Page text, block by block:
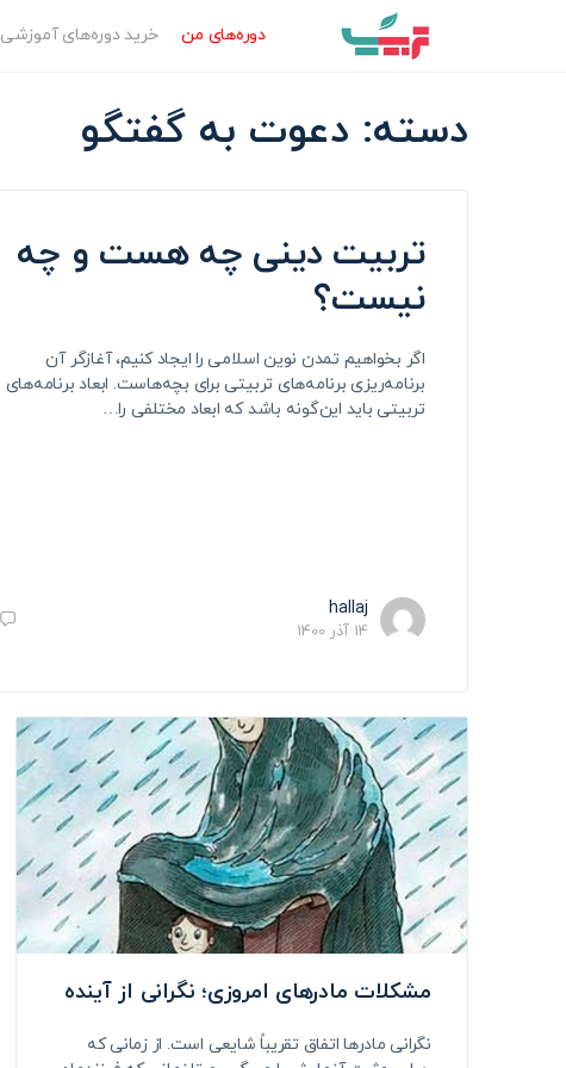
دوره‌‌های من خرید دوره‌های آموزشی
دسته: دعوت به گفتگو
تربیت دینی چه هست و چه
نیست؟
اگر بخواهیم تمدن نوین اسلامی را ایجاد کنیم، آغازگر آن
برنامه‌ریزی برنامه‌های تربیتی برای بچه‌هاست. ابعاد برنامه‌های
تربیتی باید این‌گونه باشد که ابعاد مختلفی را…
hallaj
14 آذر 1400
مشکلات مادرهای امروزی؛ نگرانی از آینده
نگرانی مادرها اتفاق تقریباً شایعی است. از زمانی که